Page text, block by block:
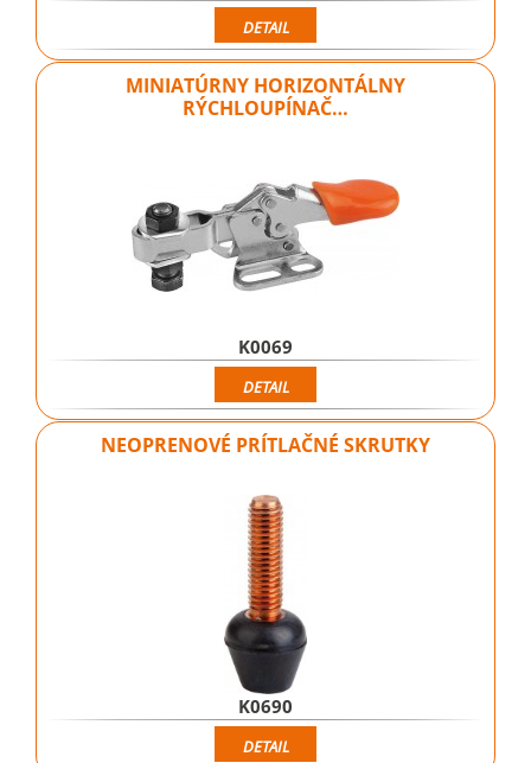
DETAIL
MINIATÚRNY HORIZONTÁLNY
RÝCHLOUPÍNAČ…
K0069
DETAIL
NEOPRENOVÉ PRÍTLAČNÉ SKRUTKY
K0690
DETAIL